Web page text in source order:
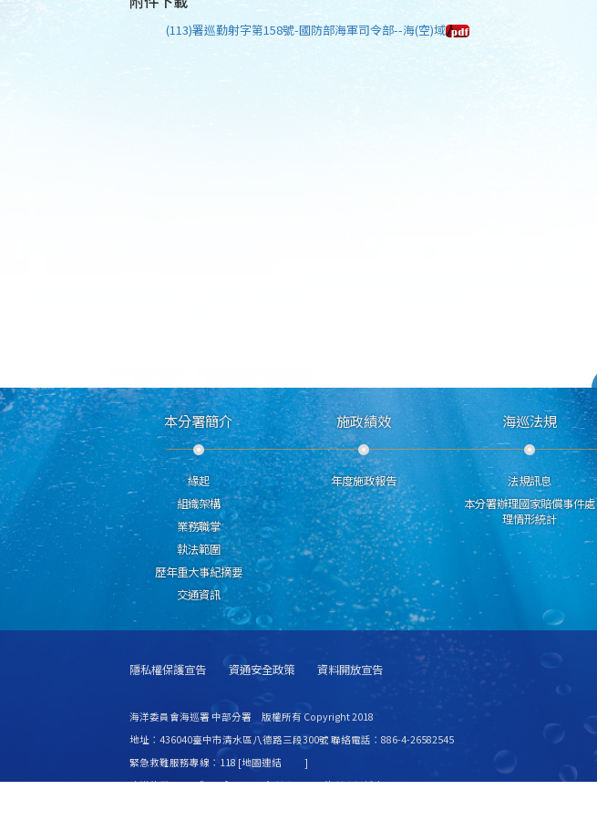
(113)署巡勤射字第158號-國防部海軍司令部--海(空)域
本分署簡介
緣起
組織架構
業務職掌
執法範圍
歷年重大事紀摘要
交通資訊
施政績效
年度施政報告
海巡法規
法規訊息
本分署辦理國家賠償事件處
理情形統計
隱私權保護宣告 資通安全政策 資料開放宣告
海洋委員會海巡署 中部分署 版權所有 Copyright 2018
地址：436040臺中市清水區八德路三段300號 聯絡電話：886-4-26582545
緊急救難服務專線：118 [地圖連結
]
建議使用 IE6.0 或 Firefox2.0 以上瀏覽器，最佳瀏覽解析度 1024x768